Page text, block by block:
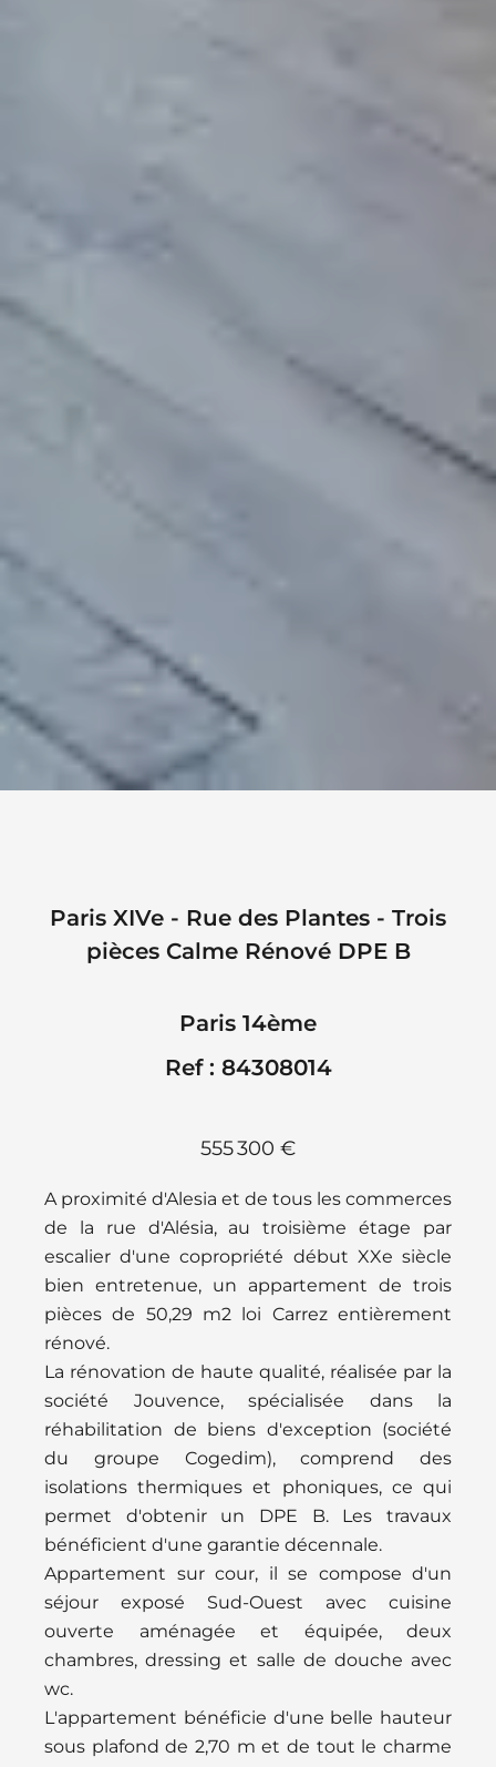
Paris XIVe - Rue des Plantes - Trois
pièces Calme Rénové DPE B
Paris 14ème
Ref : 84308014
555 300 €
A proximité d'Alesia et de tous les commerces
de la rue d'Alésia, au troisième étage par
escalier d'une copropriété début XXe siècle
bien entretenue, un appartement de trois
pièces de 50,29 m2 loi Carrez entièrement
rénové.
La rénovation de haute qualité, réalisée par la
société Jouvence, spécialisée dans la
réhabilitation de biens d'exception (société
du groupe Cogedim), comprend des
isolations thermiques et phoniques, ce qui
permet d'obtenir un DPE B. Les travaux
bénéficient d'une garantie décennale.
Appartement sur cour, il se compose d'un
séjour exposé Sud-Ouest avec cuisine
ouverte aménagée et équipée, deux
chambres, dressing et salle de douche avec
wc.
L'appartement bénéficie d'une belle hauteur
sous plafond de 2,70 m et de tout le charme